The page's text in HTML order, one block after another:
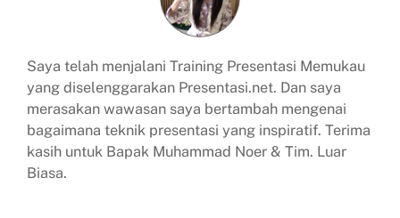
Saya telah menjalani Training Presentasi Memukau
yang diselenggarakan Presentasi.net. Dan saya
merasakan wawasan saya bertambah mengenai
bagaimana teknik presentasi yang inspiratif. Terima
kasih untuk Bapak Muhammad Noer & Tim. Luar
Biasa.